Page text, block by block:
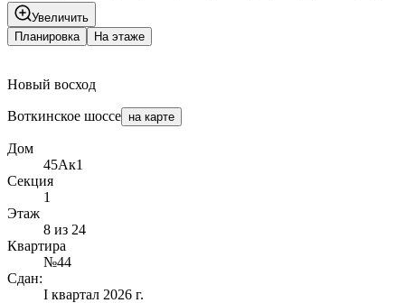
Увеличить
Планировка
На этаже
Новый восход
Воткинское шоссе на карте
Дом
45Ак1
Секция
1
Этаж
8 из 24
Квартира
№44
Сдан:
I квартал 2026 г.